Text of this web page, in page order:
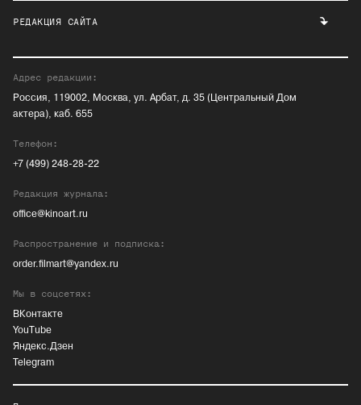
РЕДАКЦИЯ САЙТА
Адрес редакции:
Россия, 119002, Москва, ул. Арбат, д. 35 (Центральный Дом
актера), каб. 655
Телефон:
+7 (499) 248-28-22
Редакция журнала:
office@kinoart.ru
Распространение и подписка:
order.filmart@yandex.ru
Мы в соцсетях:
ВКонтакте
YouTube
Яндекс.Дзен
Telegram